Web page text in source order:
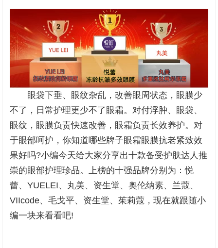
眼袋下垂、眼纹杂乱，改善眼周状态，眼膜少
不了，日常护理更少不了眼霜。对付浮肿、眼袋、
眼纹，眼膜负责快速改善，眼霜负责长效养护。对
于眼部呵护，你知道哪些牌子眼霜眼膜抗老紧致效
果好吗?小编今天给大家分享出十款备受护肤达人推
崇的眼部护理珍品。上榜的十强品牌分别为：悦
蕾、YUELEI、丸美、资生堂、奥伦纳素、兰蔻、
VIIcode、毛戈平、资生堂、茱莉蔻，现在就跟随小
编一块来看看吧!